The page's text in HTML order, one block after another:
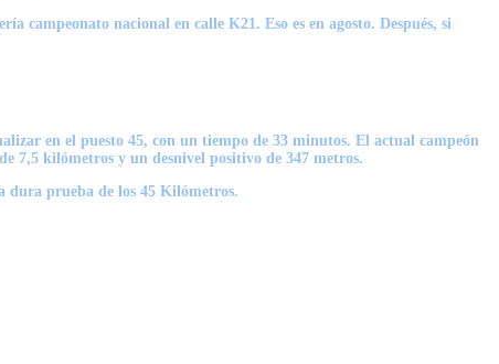
campeonato nacional en calle K21. Eso es en agosto. Después, si
en el puesto 45, con un tiempo de 33 minutos. El actual campeón
7,5 kilómetros y un desnivel positivo de 347 metros.
dura prueba de los 45 Kilómetros.